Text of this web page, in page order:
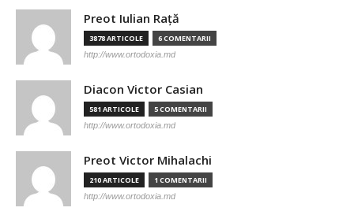
Preot Iulian Raţă
3878 ARTICOLE 6 COMENTARII
http://www.ortodoxia.md
Diacon Victor Casian
581 ARTICOLE 5 COMENTARII
http://www.ortodoxia.md
Preot Victor Mihalachi
210 ARTICOLE 1 COMENTARII
http://www.ortodoxia.md